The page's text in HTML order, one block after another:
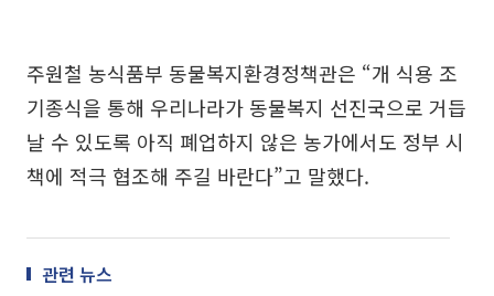
주원철 농식품부 동물복지환경정책관은 “개 식용 조
기종식을 통해 우리나라가 동물복지 선진국으로 거듭
날 수 있도록 아직 폐업하지 않은 농가에서도 정부 시
책에 적극 협조해 주길 바란다”고 말했다.
관련 뉴스